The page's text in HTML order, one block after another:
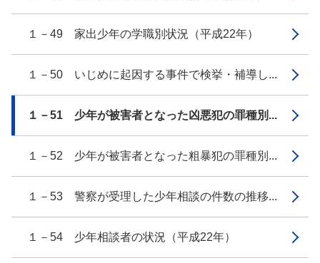
１－49 家出少年の学職別状況（平成22年）
１－50 いじめに起因する事件で検挙・補導し...
１－51 少年が被害者となった凶悪犯の罪種別...
１－52 少年が被害者となった粗暴犯の罪種別...
１－53 警察が受理した少年相談の件数の推移...
１－54 少年相談者の状況（平成22年）